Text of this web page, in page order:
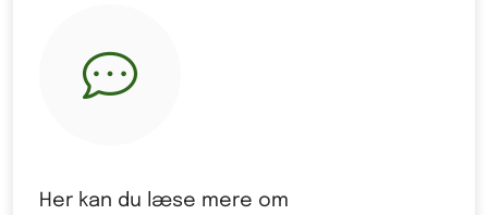
Her kan du læse mere om